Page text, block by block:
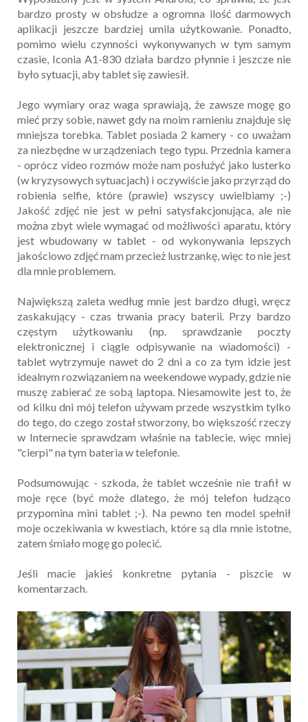
bardzo prosty w obsłudze a ogromna ilość darmowych
aplikacji jeszcze bardziej umila użytkowanie. Ponadto,
pomimo wielu czynności wykonywanych w tym samym
czasie, Iconia A1-830 działa bardzo płynnie i jeszcze nie
było sytuacji, aby tablet się zawiesił.
Jego wymiary oraz waga sprawiają, że zawsze mogę go
mieć przy sobie, nawet gdy na moim ramieniu znajduje się
mniejsza torebka. Tablet posiada 2 kamery - co uważam
za niezbędne w urządzeniach tego typu. Przednia kamera
- oprócz video rozmów może nam posłużyć jako lusterko
(w kryzysowych sytuacjach) i oczywiście jako przyrząd do
robienia selfie, które (prawie) wszyscy uwielbiamy ;-)
Jakość zdjęć nie jest w pełni satysfakcjonująca, ale nie
można zbyt wiele wymagać od możliwości aparatu, który
jest wbudowany w tablet - od wykonywania lepszych
jakościowo zdjęć mam przecież lustrzankę, więc to nie jest
dla mnie problemem.
Największą zaleta według mnie jest bardzo długi, wręcz
zaskakujący - czas trwania pracy baterii. Przy bardzo
częstym użytkowaniu (np. sprawdzanie poczty
elektronicznej i ciągle odpisywanie na wiadomości) -
tablet wytrzymuje nawet do 2 dni a co za tym idzie jest
idealnym rozwiązaniem na weekendowe wypady, gdzie nie
muszę zabierać ze sobą laptopa. Niesamowite jest to, że
od kilku dni mój telefon używam przede wszystkim tylko
do tego, do czego został stworzony, bo większość rzeczy
w Internecie sprawdzam właśnie na tablecie, więc mniej
"cierpi" na tym bateria w telefonie.
Podsumowując - szkoda, że tablet wcześnie nie trafił w
moje ręce (być może dlatego, że mój telefon łudząco
przypomina mini tablet ;-). Na pewno ten model spełnił
moje oczekiwania w kwestiach, które są dla mnie istotne,
zatem śmiało mogę go polecić.
Jeśli macie jakieś konkretne pytania - piszcie w
komentarzach.